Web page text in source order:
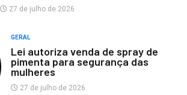
27 de julho de 2026
GERAL
Lei autoriza venda de spray de
pimenta para segurança das
mulheres
27 de julho de 2026